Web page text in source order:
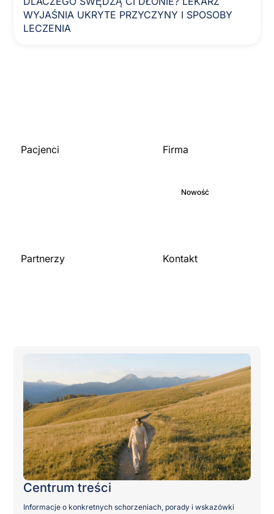
WYJAŚNIA UKRYTE PRZYCZYNY I SPOSOBY
LECZENIA
Pacjenci
Firma
Nowość
Partnerzy
Kontakt
Centrum treści
Informacje o konkretnych schorzeniach, porady i wskazówki